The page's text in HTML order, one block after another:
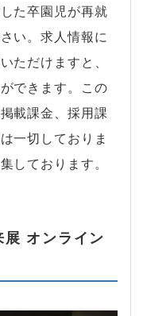
た卒園児が再就
い。求人情報に
ただけますと、
できます。この
載課金、採用課
一切しておりま
しております。
展 オンライン